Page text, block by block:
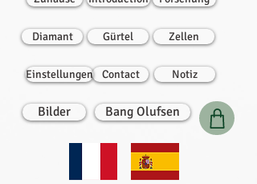
Diamant Gürtel Zellen
Einstellungen Contact Notiz
Bilder Bang Olufsen